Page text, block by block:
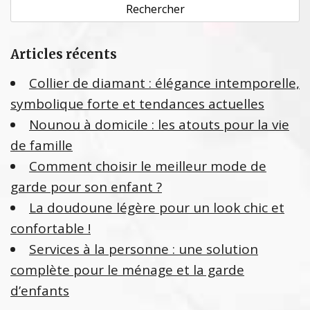
h
r
h
e
r
Articles récents
Collier de diamant : élégance intemporelle,
symbolique forte et tendances actuelles
Nounou à domicile : les atouts pour la vie
de famille
Comment choisir le meilleur mode de
garde pour son enfant ?
La doudoune légère pour un look chic et
confortable !
Services à la personne : une solution
complète pour le ménage et la garde
d’enfants